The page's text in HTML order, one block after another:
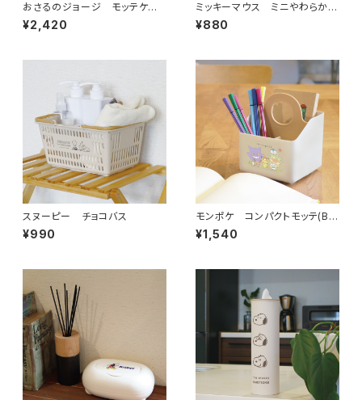
おさるのジョージ モッテケー
ス
¥2,420
ミッキーマウス ミニやわらかバ
ケツSQ5
¥880
スヌーピー チョコバス
¥990
モンポケ コンパクトモッテ(BE
×L-mon)
¥1,540